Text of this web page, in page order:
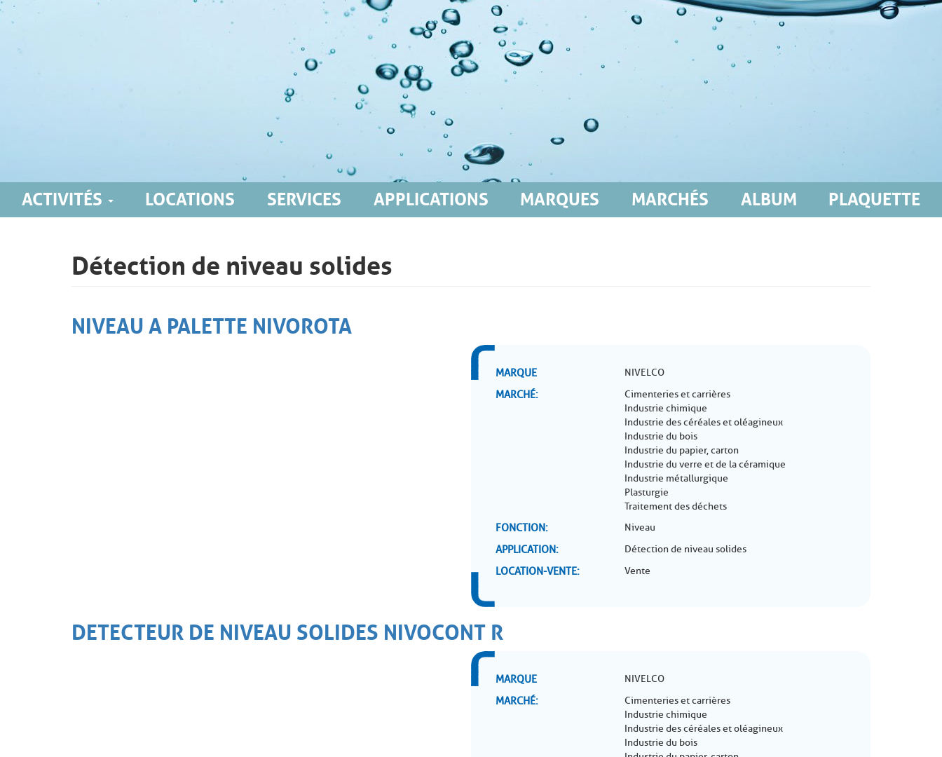
Main
ACTIVITÉS LOCATIONS SERVICES APPLICATIONS MARQUES MARCHÉS ALBUM PLAQUETTE
Détection de niveau solides
NIVEAU A PALETTE NIVOROTA
MARQUE NIVELCO
MARCHÉ
Cimenteries et carrières
Industrie chimique
Industrie des céréales et oléagineux
Industrie du bois
Industrie du papier, carton
Industrie du verre et de la céramique
Industrie métallurgique
Plasturgie
Traitement des déchets
FONCTION Niveau
APPLICATION Détection de niveau solides
LOCATION-VENTE Vente
DETECTEUR DE NIVEAU SOLIDES NIVOCONT R
MARQUE NIVELCO
MARCHÉ
Cimenteries et carrières
Industrie chimique
Industrie des céréales et oléagineux
Industrie du bois